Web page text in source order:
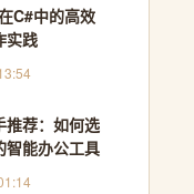
C#中的高效
实践
推荐：如何选
智能办公工具